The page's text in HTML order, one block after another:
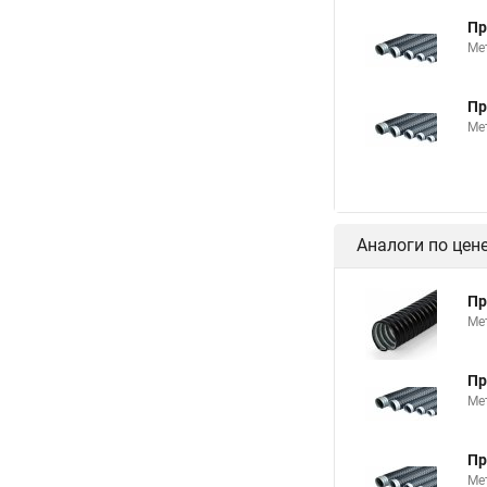
Аналоги по